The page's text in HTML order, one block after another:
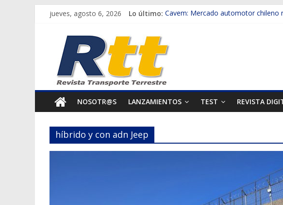
Saltarjueves, agosto 6, 2026 Lo último: Cavem: Mercado automotor chileno
SINOTRUK Pick-ups presentó la
Chile es el primer mercado
Rtt
Revista
Transporte
Terrestre
Autos,
camiones,
NOSOTR@S LANZAMIENTOS TEST REVISTA
híbrido y con adn Jeep